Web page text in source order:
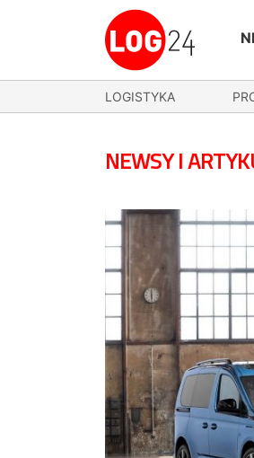
LOGISTYKA
NEWSY I